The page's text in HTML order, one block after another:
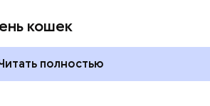
кошек
полностью
день холостяка